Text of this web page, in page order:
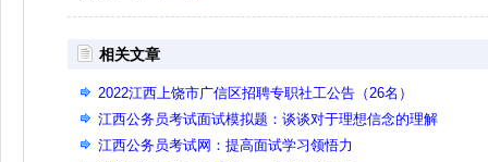
相关文章
2022江西上饶市广信区招聘专职社工公告（26名）
江西公务员考试面试模拟题：谈谈对于理想信念的理解
江西公务员考试网：提高面试学习领悟力